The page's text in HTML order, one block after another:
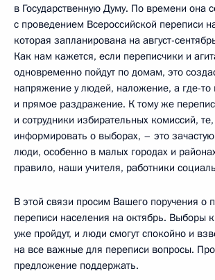
в Государственную Думу. По времени она
с проведением Всероссийской переписи
которая запланирована на август-
Как нам кажется, если переписчики и
одновременно пойдут по домам, это
напряжение у людей, наложение, а где-то
и прямое раздражение. К тому же
и сотрудники избирательных комиссий,
информировать о выборах, – это
люди, особенно в малых городах и
правило, наши учителя, работники
В этой связи просим Вашего поручения о
переписи населения на октябрь. Выборы
уже пройдут, и люди смогут спокойно и
на все важные для переписи вопросы.
предложение поддержать.